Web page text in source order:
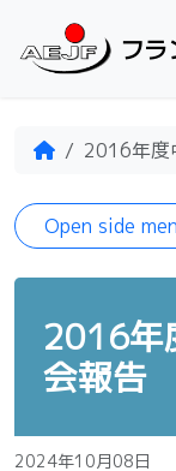
フ
Home2016年度
2016年
会報告
2024年10月08日
Open side